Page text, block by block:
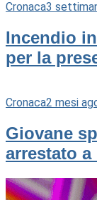
Cronaca3
Incendio
per la
Cronaca2 mesi
Giovane
arrestato